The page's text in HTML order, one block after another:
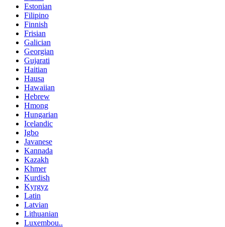
Estonian
Filipino
Finnish
Frisian
Galician
Georgian
Gujarati
Haitian
Hausa
Hawaiian
Hebrew
Hmong
Hungarian
Icelandic
Igbo
Javanese
Kannada
Kazakh
Khmer
Kurdish
Kyrgyz
Latin
Latvian
Lithuanian
Luxembou..